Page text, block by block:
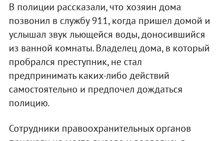
В полиции рассказали, что хозяин дома
позвонил в службу 911, когда пришел домой и
услышал звук льющейся воды, доносившийся
из ванной комнаты. Владелец дома, в который
пробрался преступник, не стал
предпринимать каких-либо действий
самостоятельно и предпочел дождаться
полицию.
Сотрудники правоохранительных органов